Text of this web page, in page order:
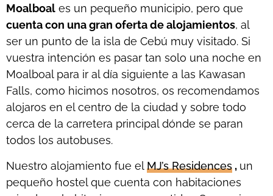
Moalboal es un pequeño municipio, pero que
cuenta con una gran oferta de alojamientos, al
ser un punto de la isla de Cebú muy visitado. Si
vuestra intención es pasar tan solo una noche en
Moalboal para ir al día siguiente a las Kawasan
Falls, como hicimos nosotros, os recomendamos
alojaros en el centro de la ciudad y sobre todo
cerca de la carretera principal dónde se paran
todos los autobuses.
Nuestro alojamiento fue elMJ’s Residences , un
pequeño hostel que cuenta con habitaciones